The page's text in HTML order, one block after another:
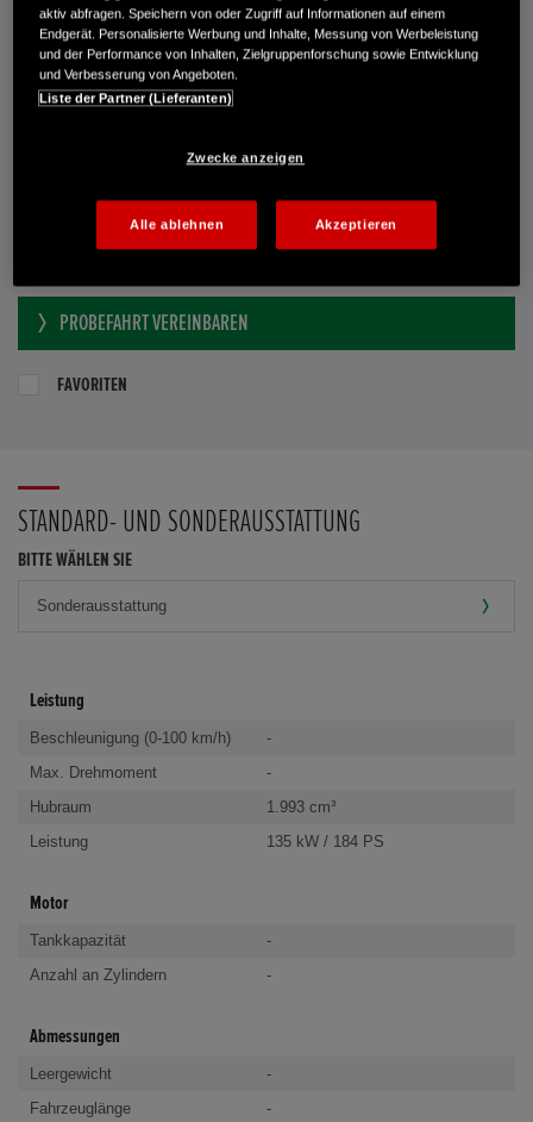
RUFEN SIE UNS AN:
0341 - 600 77 0
Händler kontaktieren
E-MAIL-ANFRAGE
PROBEFAHRT VEREINBAREN
FAVORITEN
STANDARD- UND SONDERAUSSTATTUNG
BITTE WÄHLEN SIE
Leistung
Beschleunigung (0-100 km/h)
-
Max. Drehmoment
-
Hubraum
1.993 cm³
Leistung
135 kW / 184 PS
Motor
Tankkapazität
-
Anzahl an Zylindern
-
Abmessungen
Leergewicht
-
Fahrzeuglänge
-
aktiv abfragen. Speichern von oder Zugriff auf Informationen auf einem
Endgerät. Personalisierte Werbung und Inhalte, Messung von Werbeleistung
und der Performance von Inhalten, Zielgruppenforschung sowie Entwicklung
und Verbesserung von Angeboten.
Liste der Partner (Lieferanten)
Zwecke anzeigen
Alle ablehnen Akzeptieren